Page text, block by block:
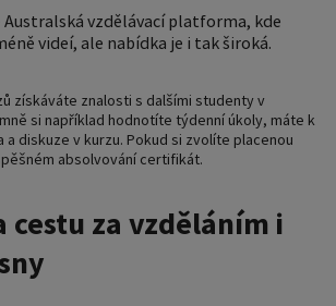
Australská vzdělávací platforma, kde
videí, ale nabídka je i tak široká.
získáváte znalosti s dalšími studenty v
si například hodnotíte týdenní úkoly, máte k
diskuze v kurzu. Pokud si zvolíte placenou
absolvování certifikát.
cestu za vzděláním i